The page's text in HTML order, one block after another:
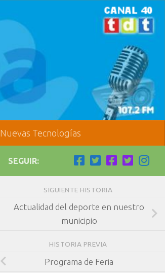
Nuevas Tecnologías
SEGUIR:
SIGUIENTE HISTORIA
Actualidad del deporte en nuestro
municipio
HISTORIA PREVIA
Programa de Feria